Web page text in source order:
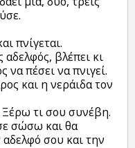
πνίγεται.
αδελφός, βλέπει κι
να πέσει να πνιγεί.
και η νεράιδα τον
Ξέρω τι σου συνέβη.
σώσω και θα
σου και την